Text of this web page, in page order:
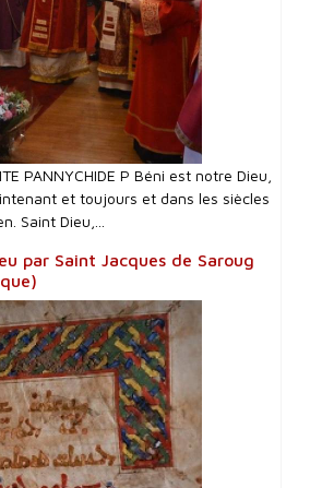
PANNYCHIDE P Béni est notre Dieu,
et toujours et dans les siècles
Saint Dieu,...
par Saint Jacques de Saroug